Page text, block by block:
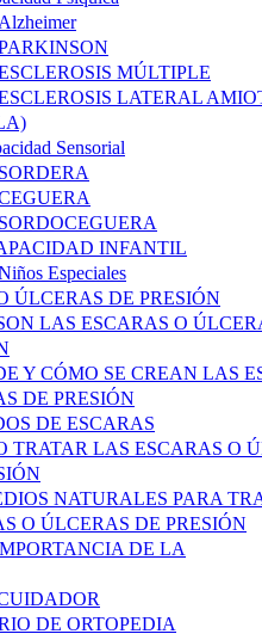
Alzheimer
MÚLTIPLE
LATERAL
Sensorial
SORDERA
SORDOCEGUERA
INFANTIL
Especiales
ÚLCERAS DE PRESIÓN
LAS ESCARAS O
Y CÓMO SE CREAN LAS
DE PRESIÓN
DE ESCARAS
TRATAR LAS ESCARAS O
NATURALES PARA
O ÚLCERAS DE PRESIÓN
DE LA
DE ORTOPEDIA